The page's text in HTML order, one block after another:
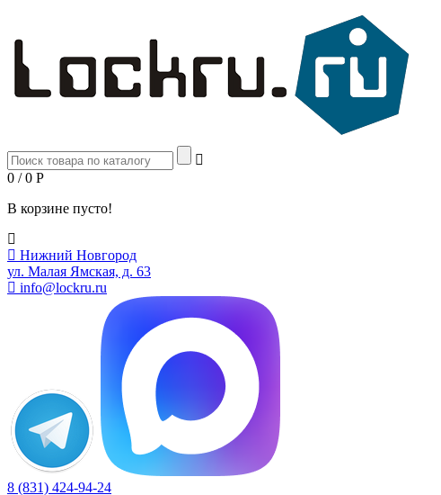
0 / 0 Р
В корзине пусто!
Нижний Новгород
ул. Малая Ямская, д. 63
info@lockru.ru
8 (831) 424-94-24